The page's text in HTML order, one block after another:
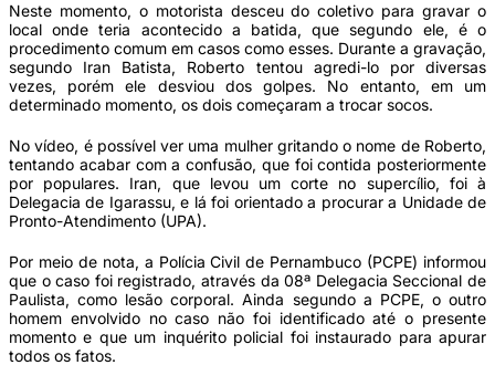
Neste momento, o motorista desceu do coletivo para gravar o
local onde teria acontecido a batida, que segundo ele, é o
procedimento comum em casos como esses. Durante a gravação,
segundo Iran Batista, Roberto tentou agredi-lo por diversas
vezes, porém ele desviou dos golpes. No entanto, em um
determinado momento, os dois começaram a trocar socos.
No vídeo, é possível ver uma mulher gritando o nome de Roberto,
tentando acabar com a confusão, que foi contida posteriormente
por populares. Iran, que levou um corte no supercílio, foi à
Delegacia de Igarassu, e lá foi orientado a procurar a Unidade de
Pronto-Atendimento (UPA).
Por meio de nota, a Polícia Civil de Pernambuco (PCPE) informou
que o caso foi registrado, através da 08ª Delegacia Seccional de
Paulista, como lesão corporal. Ainda segundo a PCPE, o outro
homem envolvido no caso não foi identificado até o presente
momento e que um inquérito policial foi instaurado para apurar
todos os fatos.